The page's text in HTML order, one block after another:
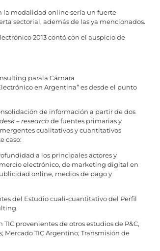
la modalidad online sería un fuerte
sectorial, además de las ya mencionados.
2013 contó con el auspicio de
parala Cámara
en Argentina” es desde el punto
de información a partir de dos
desk – research de fuentes primarias y
cualitativos y cuantitativos
caso:
a los principales actores y
electrónico, de marketing digital en
online, medios de pago y
del Estudio cuali-cuantitativo del Perfil
provenientes de otros estudios de P&C,
TIC Argentino; Transmisión de